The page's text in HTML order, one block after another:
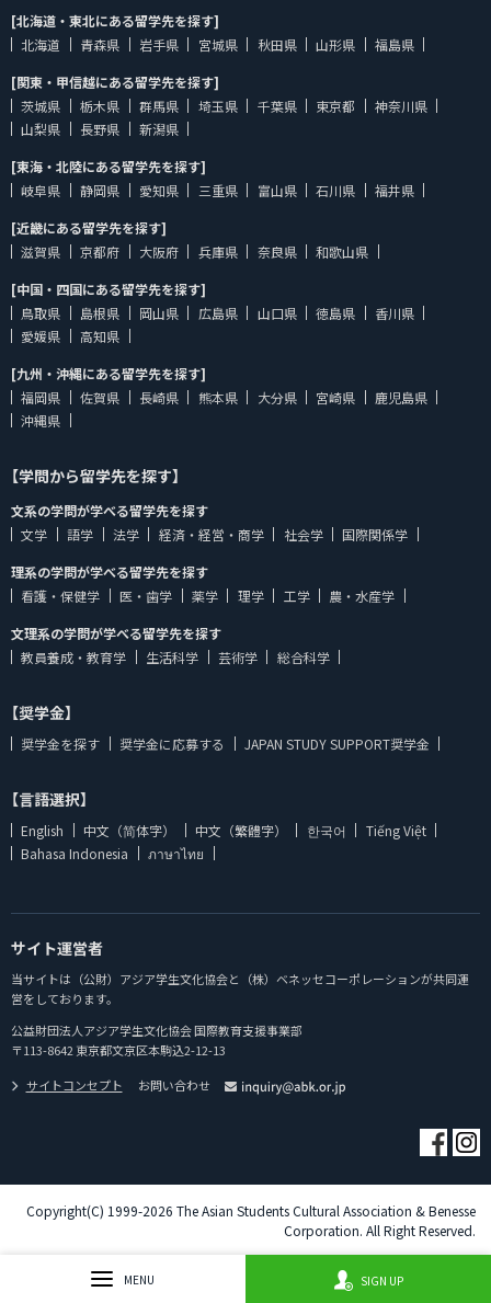
[北海道・東北にある留学先を探す]
北海道
青森県 岩手県 宮城県 秋田県 山形県
福島県
[関東・甲信越にある留学先を探す]
茨城県
栃木県 群馬県 埼玉県 千葉県 東京都
神奈川県
山梨県
長野県
新潟県
[東海・北陸にある留学先を探す]
岐阜県
静岡県 愛知県 三重県 富山県 石川県
福井県
[近畿にある留学先を探す]
滋賀県
京都府 大阪府 兵庫県 奈良県
和歌山県
[中国・四国にある留学先を探す]
鳥取県
島根県 岡山県 広島県 山口県 徳島県
香川県
愛媛県
高知県
[九州・沖縄にある留学先を探す]
福岡県
佐賀県 長崎県 熊本県 大分県 宮崎県
鹿児島県
沖縄県
【学問から留学先を探す】
文系の学問が学べる留学先を探す
文学
語学 法学 経済・経営・商学 社会学
国際関係学
理系の学問が学べる留学先を探す
看護・保健学
医・歯学 薬学 理学 工学
農・水産学
文理系の学問が学べる留学先を探す
教員養成・教育学
生活科学 芸術学 総合科学
【奨学金】
奨学金を探す 奨学金に応募する JAPAN STUDY SUPPORT奨学金
【言語選択】
English 中文（简体字） 中文（繁體字） 한국어
Tiếng Việt
Bahasa Indonesia
ภาษาไทย
サイト運営者
当サイトは（公財）アジア学生文化協会と（株）ベネッセコーポレーションが共同運
営をしております。
公益財団法人アジア学生文化協会 国際教育支援事業部
〒113-8642 東京都文京区本駒込2-12-13
サイトコンセプト
お問い合わせ
Copyright(C) 1999-2026 The Asian Students Cultural Association & Benesse
Corporation. All Right Reserved.
MENU SIGN UP